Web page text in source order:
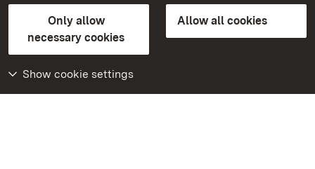
Only allow
necessary cookies
Allow all cookies
Show cookie settings
State Palaces and Gardens of Baden-Wuerttemberg
FAQMasthead Data protection
Declaration on barrier-free access
BITV-konform (geprüfte Seiten)